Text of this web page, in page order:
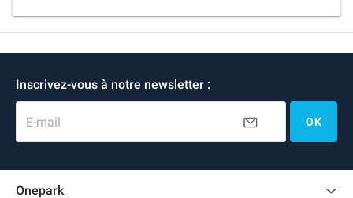
Inscrivez-vous à notre newsletter :
E-mail OK
Onepark